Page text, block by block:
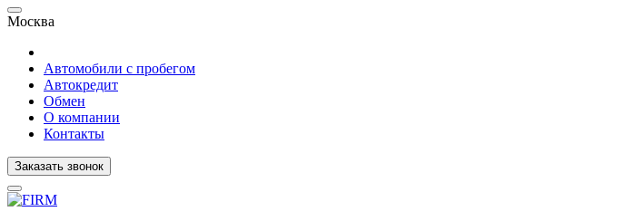
Москва
Автомобили с пробегом
Автокредит
Обмен
О компании
Контакты
Заказать звонок